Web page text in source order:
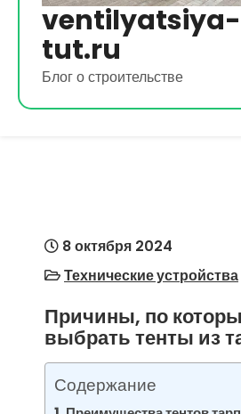
ventilyatsiya-
tut.ru
Блог о строительстве
8 октября 2024
Технические устройства
Причины, по
выбрать тенты из
Содержание